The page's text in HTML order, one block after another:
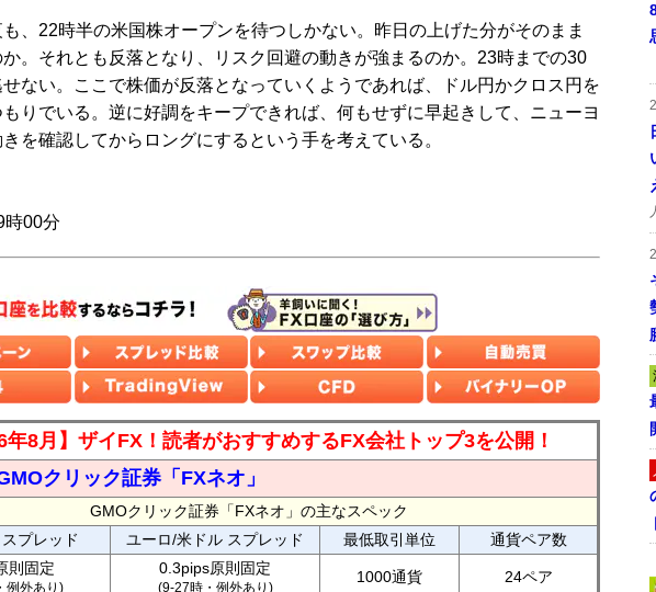
、22時半の米国株オープンを待つしかない。昨日の上げた分がそのまま
。それとも反落となり、リスク回避の動きが強まるのか。23時までの30
ない。ここで株価が反落となっていくようであれば、ドル円かクロス円を
りでいる。逆に好調をキープできれば、何もせずに早起きして、ニューヨ
を確認してからロングにするという手を考えている。
00分
年8月】ザイFX！読者がおすすめするFX会社トップ3を公開！
クリック証券「FXネオ」
GMOクリック証券「FXネオ」の主なスペック
プレッド
ユーロ/米ドル スプレッド 最低取引単位
通貨ペア数
則固定
例外あり)
0.3pips原則固定
(9-27時・例外あり)
1000通貨 24ペア